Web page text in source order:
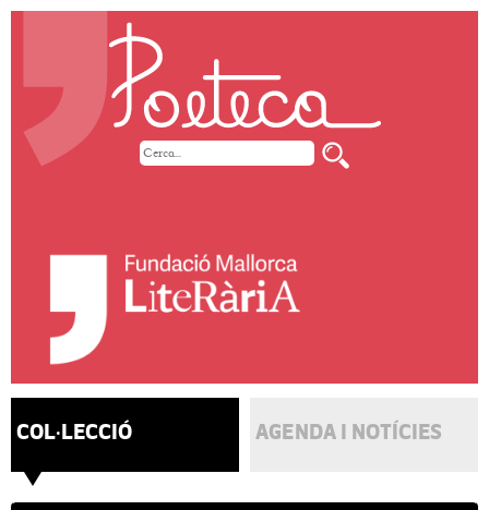
COL·LECCIÓ AGENDA I NOTÍCIES